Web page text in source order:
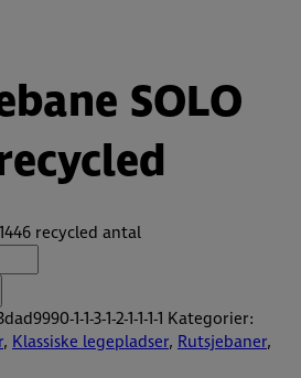
SOLO
recycled antal
1-1-3-1-2-1-1-1-1 Kategorier:
, Klassiske legepladser, Rutsjebaner,